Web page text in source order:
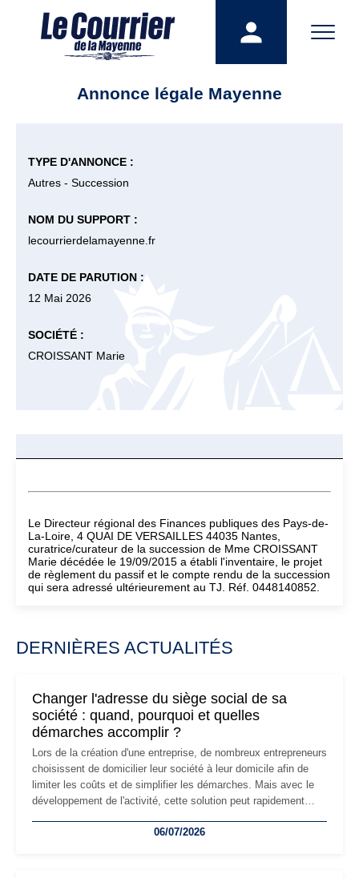
Annonce légale Mayenne
TYPE D'ANNONCE :
Autres - Succession
NOM DU SUPPORT :
lecourrierdelamayenne.fr
DATE DE PARUTION :
12 Mai 2026
SOCIÉTÉ :
CROISSANT Marie
Le Directeur régional des Finances publiques des Pays-de-
La-Loire, 4 QUAI DE VERSAILLES 44035 Nantes,
curatrice/curateur de la succession de Mme CROISSANT
Marie décédée le 19/09/2015 a établi l'inventaire, le projet
de règlement du passif et le compte rendu de la succession
qui sera adressé ultérieurement au TJ. Réf. 0448140852.
DERNIÈRES ACTUALITÉS
Changer l'adresse du siège social de sa
société : quand, pourquoi et quelles
démarches accomplir ?
Lors de la création d'une entreprise, de nombreux entrepreneurs
choisissent de domicilier leur société à leur domicile afin de
limiter les coûts et de simplifier les démarches. Mais avec le
développement de l'activité, cette solution peut rapidement
professionnels, recrutement, image de marque… Le
06/07/2026